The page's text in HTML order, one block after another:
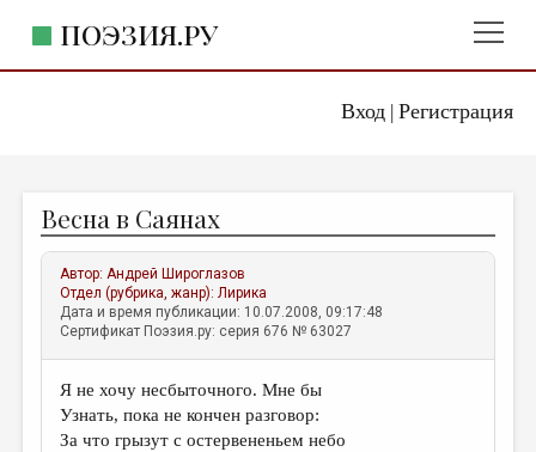
Вход| Регистрация
ПОЭЗИЯ.РУ
ЖАНРЫ
АВТОРЫ
КОММЕНТАРИИ
ЛИТСАЛОН
НОВОСТИ
ПРАВИЛА САЙТА
Весна в Саянах
Автор:Андрей Широглазов
Отдел (рубрика, жанр):Лирика
Дата и время публикации: 10.07.2008, 09:17:48
Сертификат Поэзия.ру: серия 676 № 63027
Я не хочу несбыточного. Мне бы
Узнать, пока не кончен разговор:
За что грызут с остервененьем небо